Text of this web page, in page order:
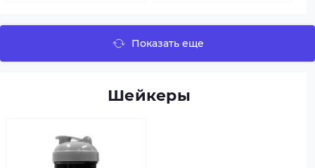
Показать еще
Шейкеры